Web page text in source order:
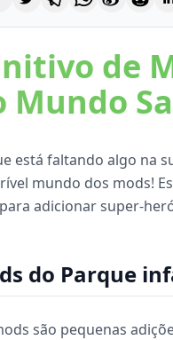
de
Mundo
está faltando algo na
mundo dos mods!
adicionar super-
do Parque
são pequenas